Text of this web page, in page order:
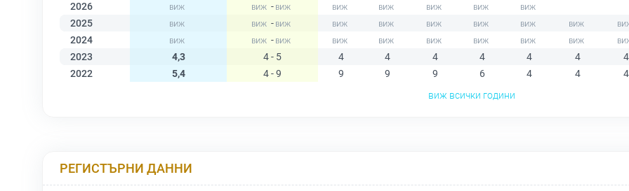
2026
-
2025
-
2024
-
2023
4,3 4 - 5 4 4 4 4 4 4
4
2022
5,4 4 - 9 9 9 9 6 4 4
4
виж всички години
РЕГИСТЪРНИ ДАННИ